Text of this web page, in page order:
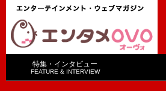
特集・インタビュー
FEATURE & INTERVIEW